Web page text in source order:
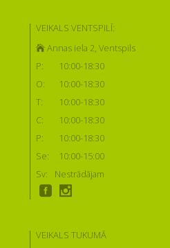
VEIKALS VENTSPILĪ:
Annas iela 2, Ventspils
P:
10:00-18:30
O:
10:00-18:30
T:
10:00-18:30
C:
10:00-18:30
P:
10:00-18:30
Se:
10:00-15:00
Sv:
Nestrādājam
VEIKALS TUKUMĀ